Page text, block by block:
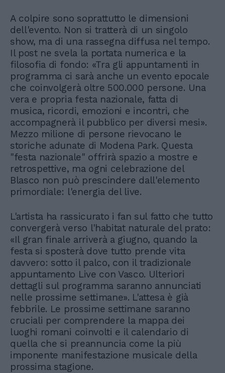
A colpire sono soprattutto le dimensioni
dell'evento. Non si tratterà di un singolo
show, ma di una rassegna diffusa nel tempo.
Il post ne svela la portata numerica e la
filosofia di fondo: «Tra gli appuntamenti in
programma ci sarà anche un evento epocale
che coinvolgerà oltre 500.000 persone. Una
vera e propria festa nazionale, fatta di
musica, ricordi, emozioni e incontri, che
accompagnerà il pubblico per diversi mesi».
Mezzo milione di persone rievocano le
storiche adunate di Modena Park. Questa
"festa nazionale" offrirà spazio a mostre e
retrospettive, ma ogni celebrazione del
Blasco non può prescindere dall'elemento
primordiale: l'energia del live.
L'artista ha rassicurato i fan sul fatto che tutto
convergerà verso l'habitat naturale del prato:
«Il gran finale arriverà a giugno, quando la
festa si sposterà dove tutto prende vita
davvero: sotto il palco, con il tradizionale
appuntamento Live con Vasco. Ulteriori
dettagli sul programma saranno annunciati
nelle prossime settimane». L'attesa è già
febbrile. Le prossime settimane saranno
cruciali per comprendere la mappa dei
luoghi romani coinvolti e il calendario di
quella che si preannuncia come la più
imponente manifestazione musicale della
prossima stagione.